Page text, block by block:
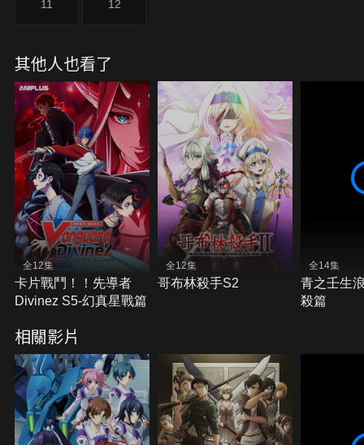
11 12
其他人也看了
全12集
卡片戰鬥！！先導者
Divinez S5-幻真星戰篇
全12集
哥布林殺手S2
全14集
青之壬生
殺篇
相關影片